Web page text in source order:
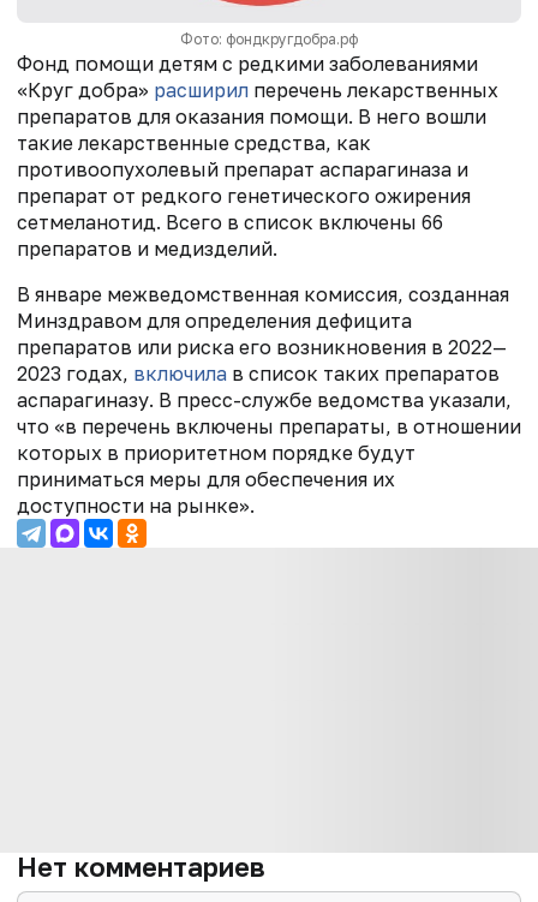
Фото: фондкругдобра.рф
Фонд помощи детям с редкими заболеваниями
«Круг добра» расширил перечень лекарственных
препаратов для оказания помощи. В него вошли
такие лекарственные средства, как
противоопухолевый препарат аспарагиназа и
препарат от редкого генетического ожирения
сетмеланотид. Всего в список включены 66
препаратов и медизделий.
В январе межведомственная комиссия, созданная
Минздравом для определения дефицита
препаратов или риска его возникновения в 2022—
2023 годах, включила в список таких препаратов
аспарагиназу. В пресс-службе ведомства указали,
что «в перечень включены препараты, в отношении
которых в приоритетном порядке будут
приниматься меры для обеспечения их
доступности на рынке».
Нет комментариев